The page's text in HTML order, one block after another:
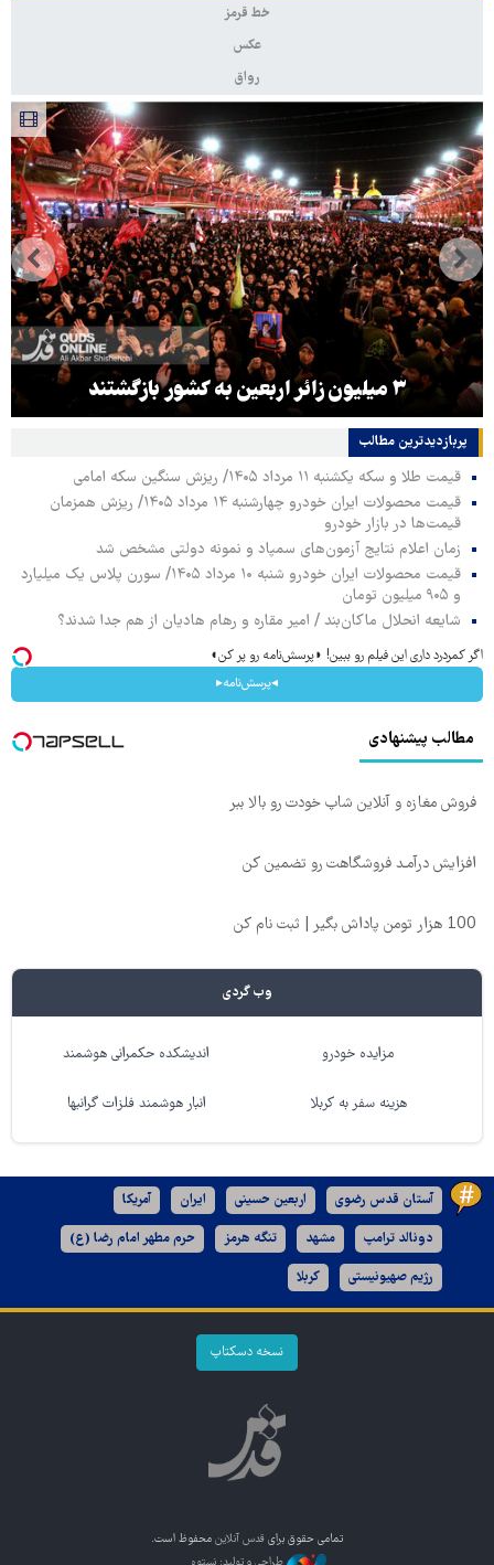
خط قرمز
عکس
رواق
۳ میلیون زائر اربعین به کشور بازگشتند
پربازدیدترین‌ مطالب
قیمت طلا و سکه یکشنبه ۱۱ مرداد ۱۴۰۵/ ریزش سنگین سکه امامی
قیمت محصولات ایران خودرو چهارشنبه ۱۴ مرداد ۱۴۰۵/ ریزش همزمان
قیمت‌ها در بازار خودرو
زمان اعلام نتایج آزمون‌های سمپاد و نمونه دولتی مشخص شد
قیمت محصولات ایران خودرو شنبه ۱۰ مرداد ۱۴۰۵/ سورن پلاس یک میلیارد
و ۹۰۵ میلیون تومان
شایعه انحلال ماکان‌بند / امیر مقاره و رهام هادیان از هم جدا شدند؟
اگر کمردرد داری این فیلم رو ببین! ◗پرسش‌نامه رو پر کن◖
◂پرسش‌نامه▸
مطالب پیشنهادی
فروش مغازه و آنلاین شاپ خودت رو بالا ببر
افزایش درآمـد فروشگاهت رو تضمین کن
100 هزار تومن پاداش بگیر | ثبت نام کن
وب گردی
مزایده خودرو اندیشکده حکمرانی هوشمند
هزینه سفر به کربلا انبار هوشمند فلزات گرانبها
آستان قدس رضوی اربعین حسینی ایران آمریکا
دونالد ترامپ مشهد تنگه هرمز حرم مطهر امام رضا (ع)
رژیم صهیونیستی کربلا
نسخه دسکتاپ
تمامی حقوق برای قدس آنلاین محفوظ است.